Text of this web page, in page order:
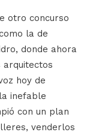
otro concurso
la de
donde ahora
hoy de
inefable
con un plan
venderlos